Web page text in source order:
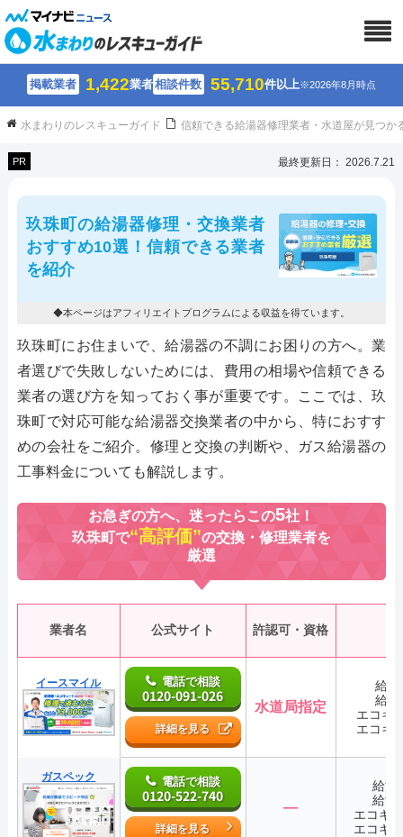
掲載業者 1,422業者相談件数 55,710件以上※2026年8月時点
水まわりのレスキューガイド 信頼できる給湯器修理業者・水道屋が見つか
PR 最終更新日： 2026.7.21
玖珠町の給湯器修理・交換業者
おすすめ10選！信頼できる業者
を紹介
◆本ページはアフィリエイトプログラムによる収益を得ています。
玖珠町にお住まいで、給湯器の不調にお困りの方へ。業
者選びで失敗しないためには、費用の相場や信頼できる
業者の選び方を知っておく事が重要です。ここでは、玖
珠町で対応可能な給湯器交換業者の中から、特におすす
めの会社をご紹介。修理と交換の判断や、ガス給湯器の
工事料金についても解説します。
お急ぎの方へ、迷ったらこの5社！
玖珠町で“高評価”の交換・修理業者を
厳選
業者名 公式サイト 許認可・資格
イースマイル 電話で相談
0120-091-026
詳細を見る
水道局指定
給
給
エコキ
エコキ
ガスペック 電話で相談
0120-522-740
詳細を見る
―
給湯
給湯
エコキ
エコキ